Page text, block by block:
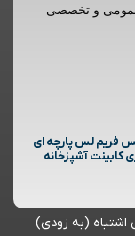
و تخصصی
فریم لس پارچه ای
کابینت آشپزخانه
اشتباه (به زودی)